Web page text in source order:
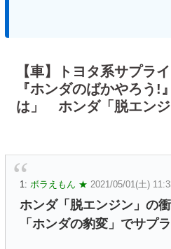
【車】トヨタ系サプラ
『ホンダのばかやろう!
は」 ホンダ「脱エン
1: ボラえもん ★ 2021/05/01(土)
ホンダ「脱エンジン」の
「ホンダの豹変」でサプ